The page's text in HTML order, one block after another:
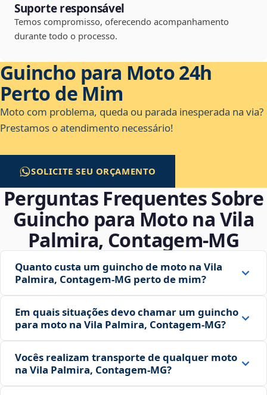
Suporte responsável
Temos compromisso, oferecendo acompanhamento
durante todo o processo.
Guincho para Moto 24h
Perto de Mim
Moto com problema, queda ou parada inesperada na via?
Prestamos o atendimento necessário!
SOLICITE SEU ORÇAMENTO
Perguntas Frequentes Sobre
Guincho para Moto na Vila
Palmira, Contagem‑MG
Quanto custa um guincho de moto na Vila
Palmira, Contagem‑MG perto de mim?
Em quais situações devo chamar um guincho
para moto na Vila Palmira, Contagem‑MG?
Vocês realizam transporte de qualquer moto
na Vila Palmira, Contagem‑MG?